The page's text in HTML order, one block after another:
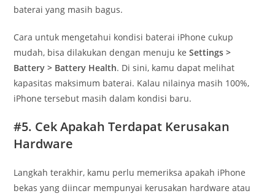
baterai yang masih bagus.
Cara untuk mengetahui kondisi baterai iPhone cukup
mudah, bisa dilakukan dengan menuju keSettings >
Battery > Battery Health. Di sini, kamu dapat melihat
kapasitas maksimum baterai. Kalau nilainya masih 100%,
iPhone tersebut masih dalam kondisi baru.
#5. Cek Apakah Terdapat Kerusakan
Hardware
Langkah terakhir, kamu perlu memeriksa apakah iPhone
bekas yang diincar mempunyai kerusakan hardware atau